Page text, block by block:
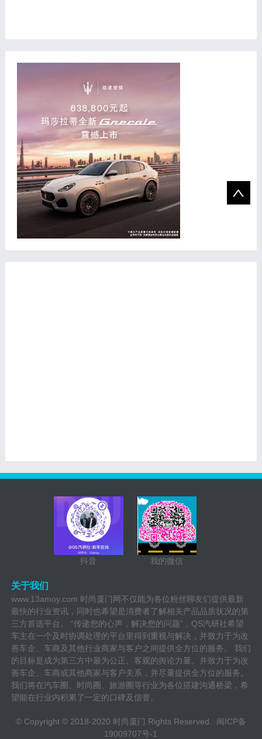
抖音 我的微信
关于我们
www.13amoy.com 时尚厦门网不仅能为各位粉丝聊友们提供最新
最快的行业资讯，同时也希望是消费者了解相关产品品质状况的第
三方首选平台。 “传递您的心声，解决您的问题”，QS汽研社希望
车主在一个及时协调处理的平台里得到重视与解决，并致力于为改
善车企、车商及其他行业商家与客户之间提供全方位的服务。 我们
的目标是成为第三方中最为公正、客观的舆论力量。并致力于为改
善车企、车商或其他商家与客户关系，并尽量提供全方位的服务。
我们将在汽车圈、时尚圈、旅游圈等行业为各位搭建沟通桥梁，希
望能在行业内积累了一定的口碑及信誉。
© Copyright © 2018-2020 时尚厦门 Rights Reserved. 闽ICP备
19009707号-1